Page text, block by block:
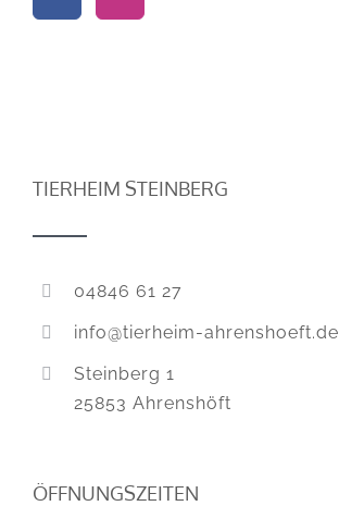
TIERHEIM STEINBERG
04846 61 27
info@tierheim-ahrenshoeft.de
Steinberg 1
25853 Ahrenshöft
ÖFFNUNGSZEITEN